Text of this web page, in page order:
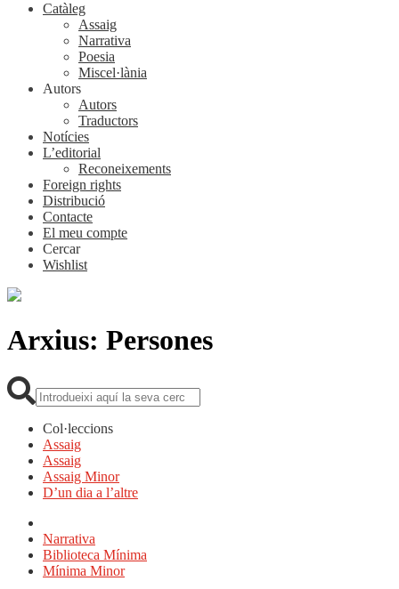
Catàleg
Assaig
Narrativa
Poesia
Miscel·lània
Autors
Autors
Traductors
Notícies
L’editorial
Reconeixements
Foreign rights
Distribució
Contacte
El meu compte
Cercar
Wishlist
Arxius: Persones
Col·leccions
Assaig
Assaig
Assaig Minor
D’un dia a l’altre
Narrativa
Biblioteca Mínima
Mínima Minor